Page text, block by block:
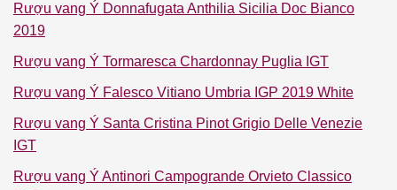
Rượu vang Ý Donnafugata Anthilia Sicilia Doc Bianco
2019
Rượu vang Ý Tormaresca Chardonnay Puglia IGT
Rượu vang Ý Falesco Vitiano Umbria IGP 2019 White
Rượu vang Ý Santa Cristina Pinot Grigio Delle Venezie
IGT
Rượu vang Ý Antinori Campogrande Orvieto Classico